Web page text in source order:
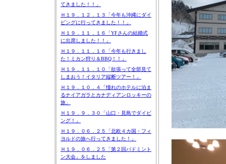
てきました！！」
Ｈ１９．１２．１３「今年も沖縄にダイ
ビングに行ってきました！！」
Ｈ１９．１１．１６「YFさんの結婚式
に出席しました！！」
Ｈ１９．１１．１６「今年も行きまし
た！ミカン狩り＆BBQ！！」
Ｈ１９．１１．１０「欲張って全部見て
しまおう！イタリア縦断ツアー！」
Ｈ１９．１０．４「憧れのホテルに泊ま
るナイアガラとカナディアンロッキーの
旅」
Ｈ１９．９．３０「山口・見島でダイビ
ング！」
Ｈ１９．０６．２５「北欧４カ国・フィ
ヨルドの旅へ行ってきました！」
Ｈ１９．０６．２５「第２回バドミント
ン大会」をしました